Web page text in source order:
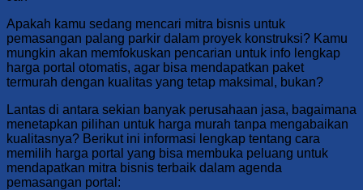
Apakah kamu sedang mencari mitra bisnis untuk
pemasangan palang parkir dalam proyek konstruksi? Kamu
mungkin akan memfokuskan pencarian untuk info lengkap
harga portal otomatis, agar bisa mendapatkan paket
termurah dengan kualitas yang tetap maksimal, bukan?
Lantas di antara sekian banyak perusahaan jasa, bagaimana
menetapkan pilihan untuk harga murah tanpa mengabaikan
kualitasnya? Berikut ini informasi lengkap tentang cara
memilih harga portal yang bisa membuka peluang untuk
mendapatkan mitra bisnis terbaik dalam agenda
pemasangan portal: